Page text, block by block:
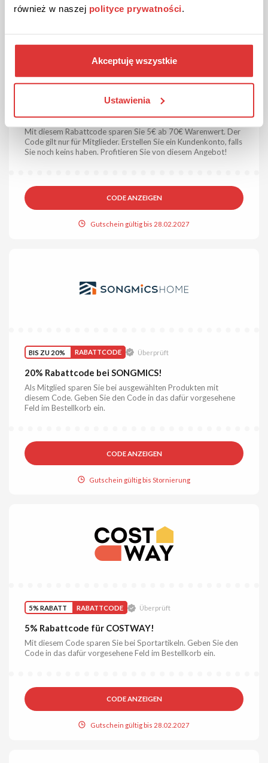
również w naszej polityce prywatności.
Akceptuję wszystkie
Ustawienia
RABATTCODE Überprüft
5€ Gutscheincode für COSTWAY!
Mit diesem Rabattcode sparen Sie 5€ ab 70€ Warenwert. Der
Code gilt nur für Mitglieder. Erstellen Sie ein Kundenkonto, falls
Sie noch keins haben. Profitieren Sie von diesem Angebot!
CODE ANZEIGEN
Gutschein gültig bis 28.02.2027
BIS ZU 20% RABATTCODE Überprüft
20% Rabattcode bei SONGMICS!
Als Mitglied sparen Sie bei ausgewählten Produkten mit
diesem Code. Geben Sie den Code in das dafür vorgesehene
Feld im Bestellkorb ein.
CODE ANZEIGEN
Gutschein gültig bis Stornierung
5% RABATT RABATTCODE Überprüft
5% Rabattcode für COSTWAY!
Mit diesem Code sparen Sie bei Sportartikeln. Geben Sie den
Code in das dafür vorgesehene Feld im Bestellkorb ein.
CODE ANZEIGEN
Gutschein gültig bis 28.02.2027